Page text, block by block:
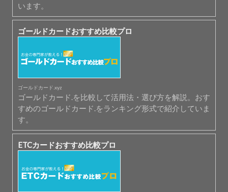
います。
ゴールドカードおすすめ比較プロ
ゴールドカード.xyz
ゴールドカード.を比較して活用法・選び方を解説。おす
すめのゴールドカード.をランキング形式で紹介していま
す。
ETCカードおすすめ比較プロ